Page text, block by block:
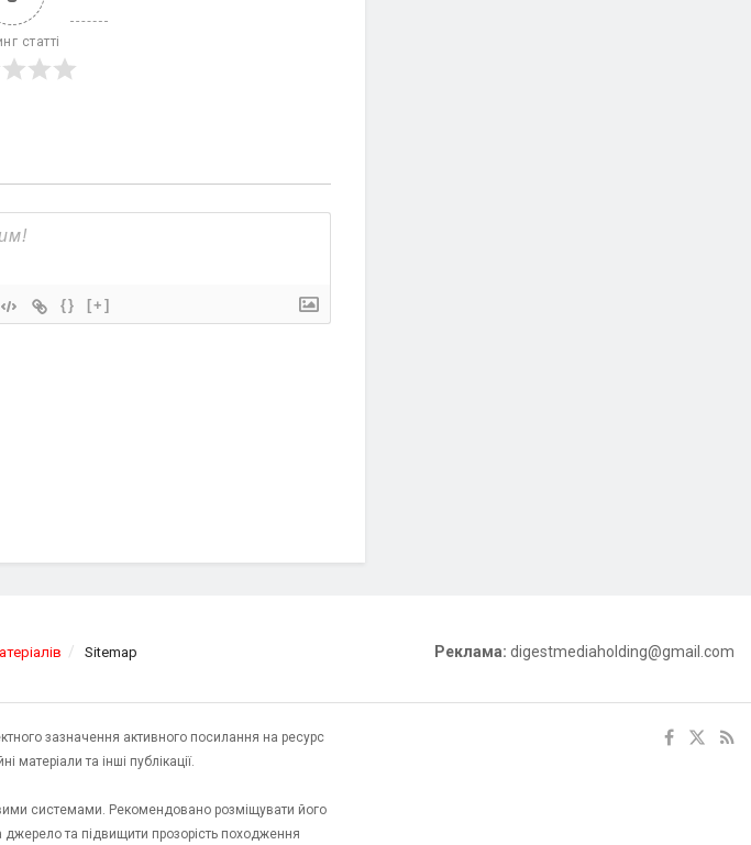
статті
{} [+]
Sitemap Реклама: digestmediaholding@gmail.com
зазначення активного посилання на ресурс
та інші публікації.
системами. Рекомендовано розміщувати його
та підвищити прозорість походження